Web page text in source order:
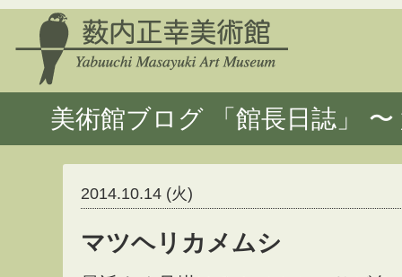
美術館ブログ 「館長日誌」
2014.10.14 (火)
マツヘリカメムシ